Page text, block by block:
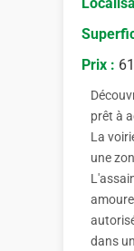
Prix :
prêt à
La
une
dans